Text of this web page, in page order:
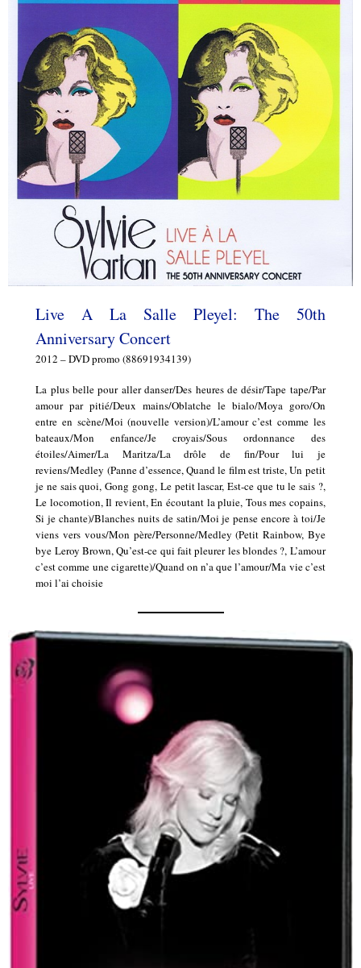
Live A La Salle Pleyel: The 50th
Anniversary Concert
2012 – DVD promo (88691934139)
La plus belle pour aller danser/Des heures de désir/Tape tape/Par
amour par pitié/Deux mains/Oblatche le bialo/Moya goro/On
entre en scène/Moi (nouvelle version)/L’amour c’est comme les
bateaux/Mon enfance/Je croyais/Sous ordonnance des
étoiles/Aimer/La Maritza/La drôle de fin/Pour lui je
reviens/Medley (Panne d’essence, Quand le film est triste, Un petit
je ne sais quoi, Gong gong, Le petit lascar, Est-ce que tu le sais ?,
Le locomotion, Il revient, En écoutant la pluie, Tous mes copains,
Si je chante)/Blanches nuits de satin/Moi je pense encore à toi/Je
viens vers vous/Mon père/Personne/Medley (Petit Rainbow, Bye
bye Leroy Brown, Qu’est-ce qui fait pleurer les blondes ?, L’amour
c’est comme une cigarette)/Quand on n’a que l’amour/Ma vie c’est
moi l’ai choisie